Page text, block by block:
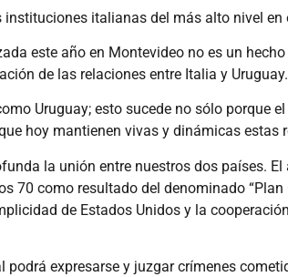
italianas del más alto nivel en
este año en Montevideo no es un
de las relaciones entre Italia y Uruguay.
Uruguay; esto sucede no sólo porque
hoy mantienen vivas y dinámicas estas
la unión entre nuestros dos países.
como resultado del denominado
de Estados Unidos y la
expresarse y juzgar crímenes